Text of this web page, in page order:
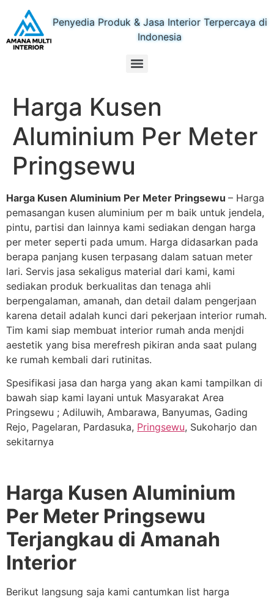
Penyedia Produk & Jasa Interior Terpercaya di
Indonesia
Harga Kusen
Aluminium Per Meter
Pringsewu
Harga Kusen Aluminium Per Meter Pringsewu – Harga
pemasangan kusen aluminium per m baik untuk jendela,
pintu, partisi dan lainnya kami sediakan dengan harga
per meter seperti pada umum. Harga didasarkan pada
berapa panjang kusen terpasang dalam satuan meter
lari. Servis jasa sekaligus material dari kami, kami
sediakan produk berkualitas dan tenaga ahli
berpengalaman, amanah, dan detail dalam pengerjaan
karena detail adalah kunci dari pekerjaan interior rumah.
Tim kami siap membuat interior rumah anda menjdi
aestetik yang bisa merefresh pikiran anda saat pulang
ke rumah kembali dari rutinitas.
Spesifikasi jasa dan harga yang akan kami tampilkan di
bawah siap kami layani untuk Masyarakat Area
Pringsewu ; Adiluwih, Ambarawa, Banyumas, Gading
Rejo, Pagelaran, Pardasuka, Pringsewu, Sukoharjo dan
sekitarnya
Harga Kusen Aluminium
Per Meter Pringsewu
Terjangkau di Amanah
Interior
Berikut langsung saja kami cantumkan list harga